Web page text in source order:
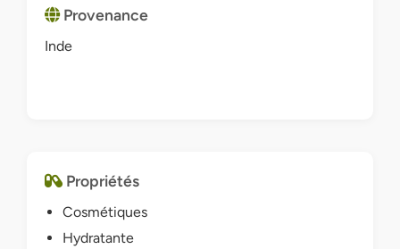
Provenance
Inde
Propriétés
Cosmétiques
Hydratante